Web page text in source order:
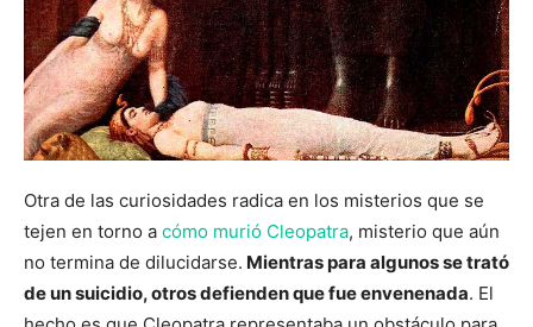
Otra de las curiosidades radica en los misterios que se
tejen en torno a cómo murió Cleopatra, misterio que aún
no termina de dilucidarse. Mientras para algunos se trató
de un suicidio, otros defienden que fue envenenada. El